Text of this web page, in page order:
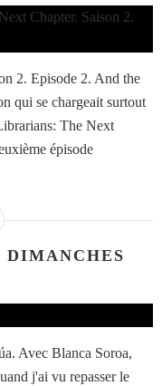
2. Episode 2. And the
qui se chargeait surtout
The Next
épisode
Avec Blanca Soroa,
j'ai vu repasser le